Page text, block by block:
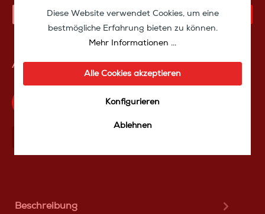
IN DEN WARENKORB
Artikelnummer:IZnubertcs45
Produktfrage an das TakeoffMedia24 Team
Beschreibung
Diese Website verwendet Cookies, um eine
bestmögliche Erfahrung bieten zu können.
Mehr Informationen ...
Alle Cookies akzeptieren
Konfigurieren
Ablehnen